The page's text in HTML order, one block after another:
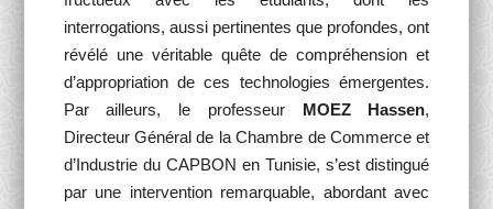
interrogations, aussi pertinentes que profondes, ont
révélé une véritable quête de compréhension et
d’appropriation de ces technologies émergentes.
Par ailleurs, le professeur MOEZ Hassen,
Directeur Général de la Chambre de Commerce et
d’Industrie du CAPBON en Tunisie, s’est distingué
par une intervention remarquable, abordant avec